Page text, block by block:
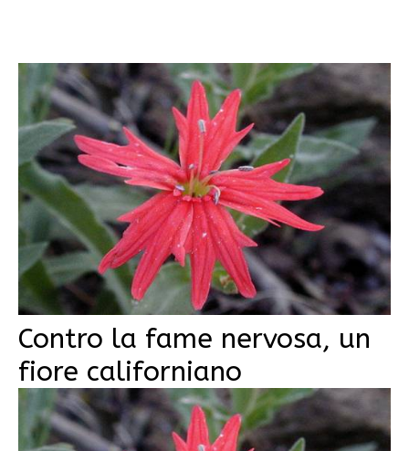
Contro la fame nervosa, un
fiore californiano